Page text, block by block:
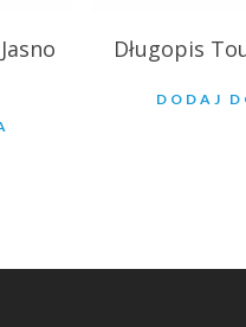
Długopis
DODAJ